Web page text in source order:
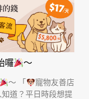
囉 ～
～ 「
寵物友善店
道？平日時段想提